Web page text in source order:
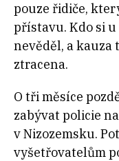
pouze řidiče,
přístavu. Kdo si
nevěděl, a kauza
ztracena.
O tři měsíce
zabývat policie
v Nizozemsku.
vyšetřovatelům